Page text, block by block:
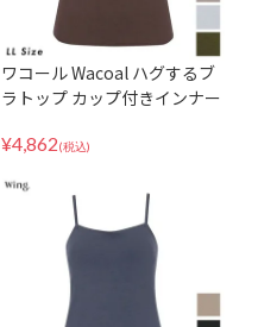
ワコール Wacoal ハグするブ
ラトップ カップ付きインナー
イズ CLB759
¥4,862(税込)